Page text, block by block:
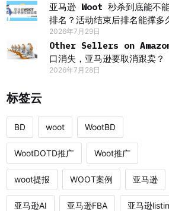
亚马逊 Woot 秒杀到底能不
排名？活动结束后排名能撑多
2026年7月29日
Other Sellers on
口消失，亚马逊要取消跟卖？
2026年7月28日
标签云
BD woot WootBD
WootDOTD推广 Woot推广
woot提报 WOOT案例 亚马逊
亚马逊AI 亚马逊FBA 亚马逊